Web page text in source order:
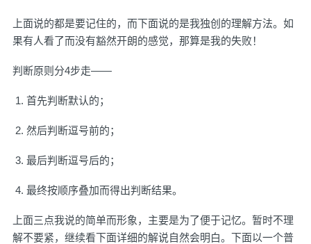
上面说的都是要记住的，而下面说的是我独创的理解方法。如
果有人看了而没有豁然开朗的感觉，那算是我的失败！
判断原则分4步走——
首先判断默认的；
然后判断逗号前的；
最后判断逗号后的；
最终按顺序叠加而得出判断结果。
上面三点我说的简单而形象，主要是为了便于记忆。暂时不理
解不要紧，继续看下面详细的解说自然会明白。下面以一个普